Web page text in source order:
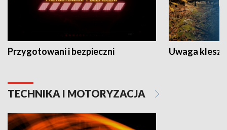
Przygotowani i bezpieczni Uwaga
TECHNIKA I MOTORYZACJA